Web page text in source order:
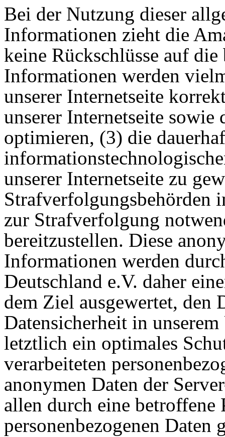
Bei der Nutzung dieser
Informationen zieht die
keine Rückschlüsse auf
Informationen werden
unserer Internetseite
unserer Internetseite sowie
optimieren, (3) die
unserer Internetseite zu
Strafverfolgungsbehörden
zur Strafverfolgung
bereitzustellen. Diese
Informationen werden
Deutschland e.V. daher
dem Ziel ausgewertet, den
Datensicherheit in
letztlich ein optimales
verarbeiteten
anonymen Daten der
allen durch eine betroffene
personenbezogenen Daten